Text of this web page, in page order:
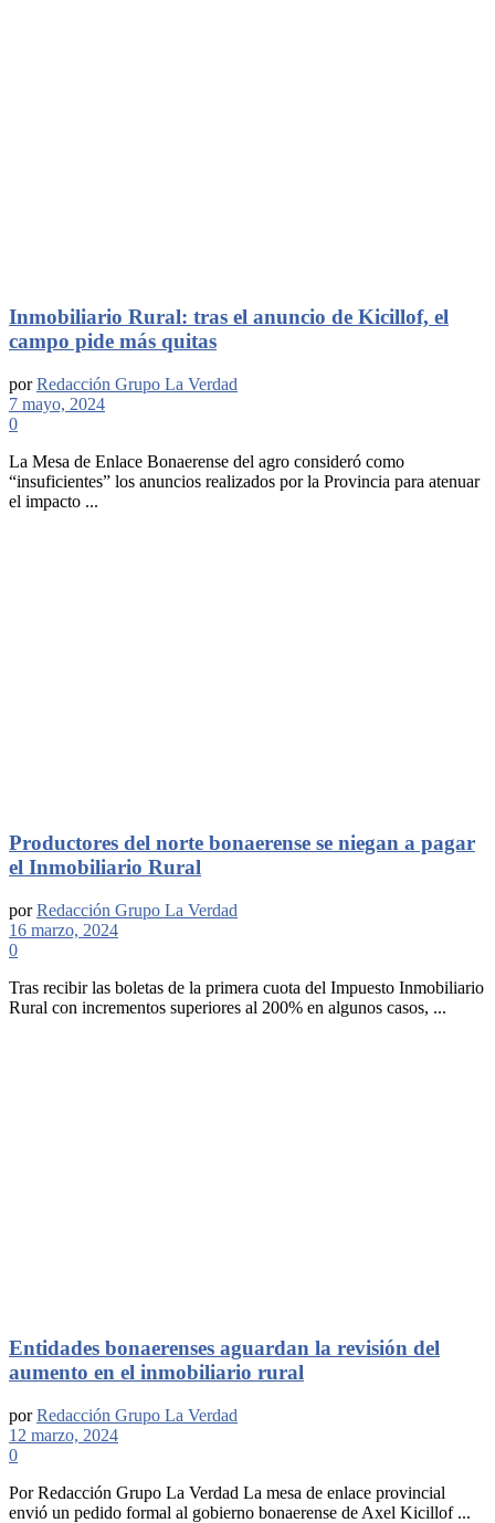
Inmobiliario Rural: tras el anuncio de Kicillof, el
campo pide más quitas
por Redacción Grupo La Verdad
7 mayo, 2024
0
La Mesa de Enlace Bonaerense del agro consideró como
“insuficientes” los anuncios realizados por la Provincia para atenuar
el impacto ...
Productores del norte bonaerense se niegan a pagar
el Inmobiliario Rural
por Redacción Grupo La Verdad
16 marzo, 2024
0
Tras recibir las boletas de la primera cuota del Impuesto Inmobiliario
Rural con incrementos superiores al 200% en algunos casos, ...
Entidades bonaerenses aguardan la revisión del
aumento en el inmobiliario rural
por Redacción Grupo La Verdad
12 marzo, 2024
0
Por Redacción Grupo La Verdad La mesa de enlace provincial
envió un pedido formal al gobierno bonaerense de Axel Kicillof ...